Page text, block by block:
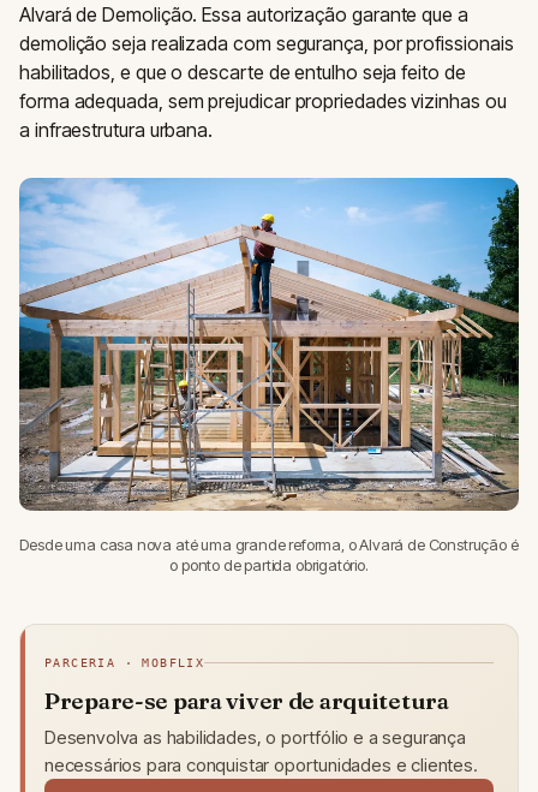
Alvará de Demolição. Essa autorização garante que a
demolição seja realizada com segurança, por profissionais
habilitados, e que o descarte de entulho seja feito de
forma adequada, sem prejudicar propriedades vizinhas ou
a infraestrutura urbana.
Desde uma casa nova até uma grande reforma, o Alvará de Construção é
o ponto de partida obrigatório.
PARCERIA · MOBFLIX
Prepare-se para viver de arquitetura
Desenvolva as habilidades, o portfólio e a segurança
necessários para conquistar oportunidades e clientes.